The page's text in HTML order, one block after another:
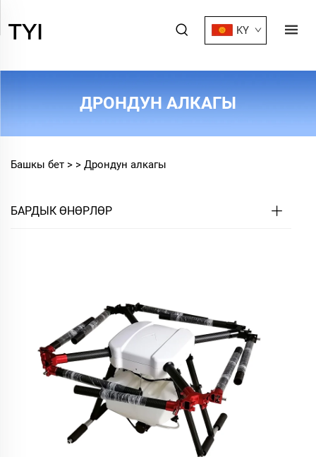
KY
ДРОНДУН АЛКАГЫ
Башкы бет > > Дрондун алкагы
БАРДЫК ӨНӨРЛӨР